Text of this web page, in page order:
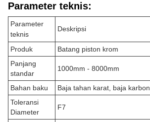
Parameter teknis:
Parameter
teknis
Deskripsi
Produk
Batang piston krom
Panjang
standar
1000mm - 8000mm
Bahan baku
Baja tahan karat, baja karbon
Toleransi
Diameter
F7